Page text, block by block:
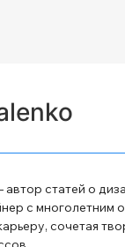
статей о
с многолетним
сочетая